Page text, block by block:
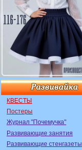
КВЕСТЫ
Постеры
Журнал "Почемучка"
Развивающие занятия
Развивающие стенгазеты